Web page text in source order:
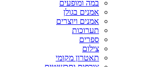
במה ומופעים
אמנים בגולן
אמנים ויוצרים
תערוכות
ספרים
צילום
תאטרון מקומי